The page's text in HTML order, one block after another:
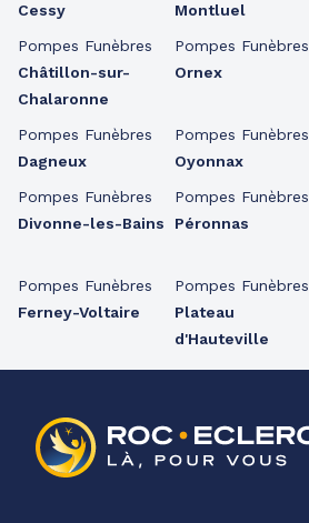
Cessy
Pompes Funèbres
Châtillon-sur-
Chalaronne
Pompes Funèbres
Dagneux
Pompes Funèbres
Divonne-les-Bains
Pompes Funèbres
Ferney-Voltaire
Montluel
Pompes Funèbres
Ornex
Pompes Funèbres
Oyonnax
Pompes Funèbres
Péronnas
Pompes Funèbres
Plateau
d'Hauteville